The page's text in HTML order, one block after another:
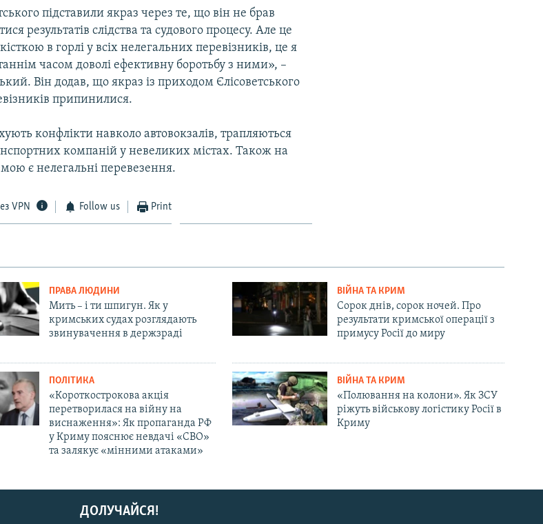
підставили якраз через те, що він не брав
результатів слідства та судового процесу. Але це
в горлі у всіх нелегальних перевізників, це я
часом доволі ефективну боротьбу з ними», –
Він додав, що якраз із приходом Єлісоветського
припинилися.
конфлікти навколо автовокзалів, трапляються
компаній у невеликих містах. Також на
є нелегальні перевезення.
VPN Follow us Print
ПРАВА ЛЮДИНИ
Мить – і ти шпигун. Як у
кримських судах розглядають
звинувачення в держзраді
ВІЙНА ТА КРИМ
Сорок днів, сорок ночей. Про
результати кримської операції з
примусу Росії до миру
ПОЛІТИКА
«Короткострокова акція
перетворилася на війну на
виснаження»: Як пропаганда РФ
у Криму пояснює невдачі «СВО»
та залякує «мінними атаками»
ВІЙНА ТА КРИМ
«Полювання на колони». Як ЗСУ
ріжуть військову логістику Росії в
Криму
ДОЛУЧАЙСЯ!